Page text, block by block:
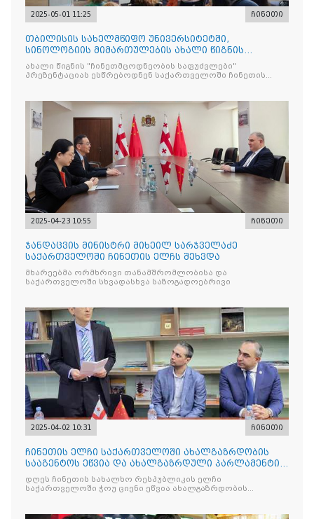
2025-05-01 11:25 ჩინეთი
თბილისის სახელმწიფო უნივერსიტეტში,
სინოლოგიის მიმართულების ახალი წიგნის
"ჩინეთმცოდნეობის საფუძვ
ახალი წიგნის "ჩინეთმცოდნეობის საფუძვლები"
პრეზენტაციას ესწრებოდნენ საქართველოში ჩინეთის
2025-04-23 10:55 ჩინეთი
ჯანდაცვის მინისტრი მიხეილ სარჯველაძე
საქართველოში ჩინეთის ელჩს შეხვდა
მხარეებმა ორმხრივი თანამშრომლობისა და
საქართველოში სხვადასხვა საზოგადოებრივი
2025-04-02 10:31 ჩინეთი
ჩინეთის ელჩი საქართველოში ახალგაზრდობის
სააგენტოს ეწვია და ახალგაზრდული პარლამენტის
სტუდენტებს შეხვდ
დღეს ჩინეთის სახალხო რესპუბლიკის ელჩი
საქართველოში ჭოუ ციენი ეწვია ახალგაზრდობის